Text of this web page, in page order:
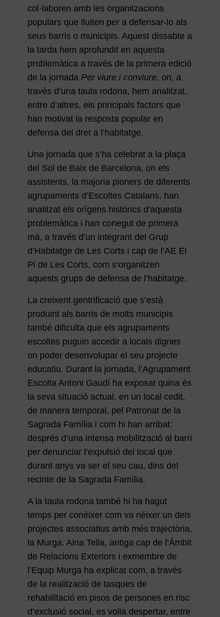
col·laboren amb les organitzacions
populars que lluiten per a defensar-lo als
seus barris o municipis. Aquest dissabte a
la tarda hem aprofundit en aquesta
problemàtica a través de la primera edició
de la jornada Per viure i conviure, on, a
través d’una taula rodona, hem analitzat,
entre d’altres, els principals factors que
han motivat la resposta popular en
defensa del dret a l’habitatge.
Una jornada que s’ha celebrat a la plaça
del Sol de Baix de Barcelona, on els
assistents, la majoria pioners de diferents
agrupaments d’Escoltes Catalans, han
analitzat els orígens històrics d’aquesta
problemàtica i han conegut de primera
mà, a través d’un integrant del Grup
d’Habitatge de Les Corts i cap de l’AE El
Pi de Les Corts, com s’organitzen
aquests grups de defensa de l’habitatge.
La creixent gentrificació que s’està
produint als barris de molts municipis
també dificulta que els agrupaments
escoltes puguin accedir a locals dignes
on poder desenvolupar el seu projecte
educatiu. Durant la jornada, l’Agrupament
Escolta Antoni Gaudí ha exposat quina és
la seva situació actual, en un local cedit,
de manera temporal, pel Patronat de la
Sagrada Família i com hi han arribat:
després d’una intensa mobilització al barri
per denunciar l’expulsió del local que
durant anys va ser el seu cau, dins del
recinte de la Sagrada Família.
A la taula rodona també hi ha hagut
temps per conèixer com va néixer un dels
projectes associatius amb més trajectòria,
la Murga. Aina Tella, antiga cap de l’Àmbit
de Relacions Exteriors i exmembre de
l’Equip Murga ha explicat com, a través
de la realització de tasques de
rehabilitació en pisos de persones en risc
d’exclusió social, es volia despertar, entre